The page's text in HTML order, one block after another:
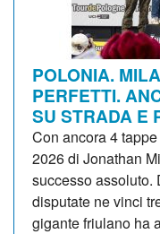
POLONIA.
PERFETTI.
SU STRADA E
Con ancora 4
2026 di Jonathan
successo assoluto.
disputate ne vinci
gigante friulano ha